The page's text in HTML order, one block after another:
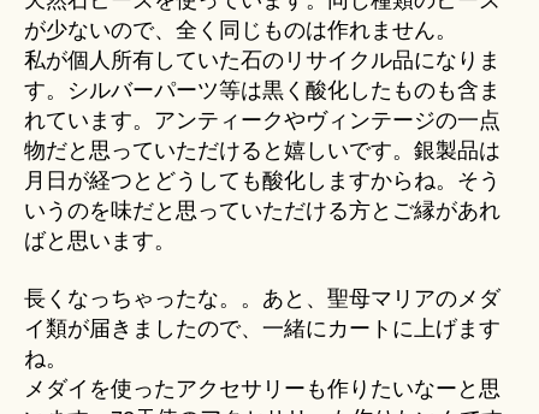
が少ないので、全く同じものは作れません。
私が個人所有していた石のリサイクル品になりま
す。シルバーパーツ等は黒く酸化したものも含ま
れています。アンティークやヴィンテージの一点
物だと思っていただけると嬉しいです。銀製品は
月日が経つとどうしても酸化しますからね。そう
いうのを味だと思っていただける方とご縁があれ
ばと思います。
長くなっちゃったな。。あと、聖母マリアのメダ
イ類が届きましたので、一緒にカートに上げます
ね。
メダイを使ったアクセサリーも作りたいなーと思